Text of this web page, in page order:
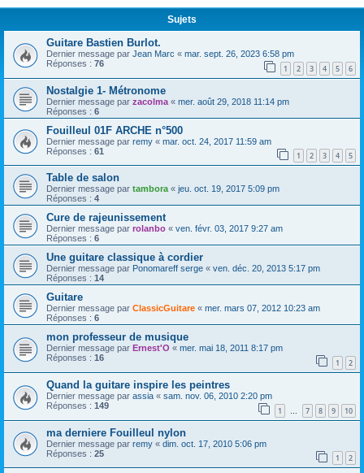
Sujets
Guitare Bastien Burlot.
Dernier message par Jean Marc « mar. sept. 26, 2023 6:58 pm
Réponses : 76 1 2 3 4 5 6
Nostalgie 1- Métronome
Dernier message par zacolma « mer. août 29, 2018 11:14 pm
Réponses : 6
Fouilleul 01F ARCHE n°500
Dernier message par remy « mar. oct. 24, 2017 11:59 am
Réponses : 61 1 2 3 4 5
Table de salon
Dernier message par tambora « jeu. oct. 19, 2017 5:09 pm
Réponses : 4
Cure de rajeunissement
Dernier message par rolanbo « ven. févr. 03, 2017 9:27 am
Réponses : 6
Une guitare classique à cordier
Dernier message par Ponomareff serge « ven. déc. 20, 2013 5:17 pm
Réponses : 14
Guitare
Dernier message par ClassicGuitare « mer. mars 07, 2012 10:23 am
Réponses : 6
mon professeur de musique
Dernier message par Ernest'O « mer. mai 18, 2011 8:17 pm
Réponses : 16 1 2
Quand la guitare inspire les peintres
Dernier message par assia « sam. nov. 06, 2010 2:20 pm
Réponses : 149 1 … 7 8 9 10
ma derniere Fouilleul nylon
Dernier message par remy « dim. oct. 17, 2010 5:06 pm
Réponses : 25 1 2